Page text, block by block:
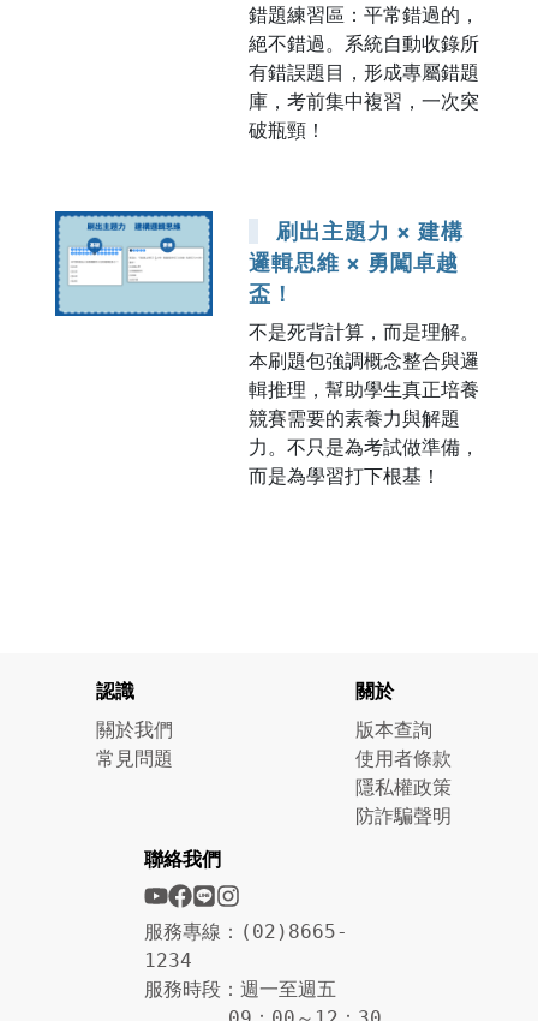
錯題練習區：平常錯過的，
絕不錯過。系統自動收錄所
有錯誤題目，形成專屬錯題
庫，考前集中複習，一次突
破瓶頸！
刷出主題力 × 建構
邏輯思維 × 勇闖卓越
盃！
不是死背計算，而是理解。
本刷題包強調概念整合與邏
輯推理，幫助學生真正培養
競賽需要的素養力與解題
力。不只是為考試做準備，
而是為學習打下根基！
認識
關於我們
常見問題
關於
版本查詢
使用者條款
隱私權政策
防詐騙聲明
聯絡我們
服務專線：(02)8665-
1234
服務時段：週一至週五